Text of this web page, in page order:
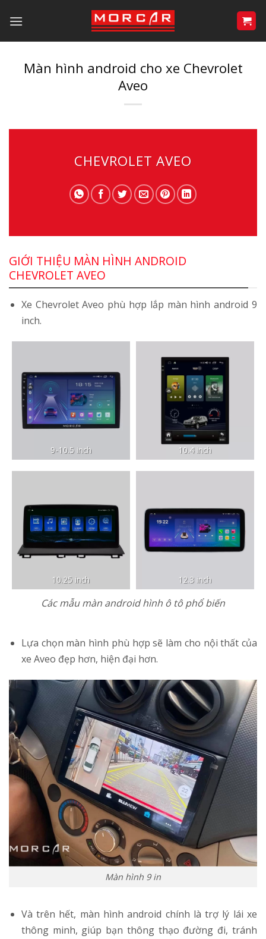
qua
nội
Màn hình android cho xe Chevrolet
Aveo
CHEVROLET AVEO
GIỚI THIỆU MÀN HÌNH ANDROID
CHEVROLET AVEO
Xe Chevrolet Aveo phù hợp lắp màn hình android 9
inch.
9-10.5 inch 10.4 inch
10.25 inch 12.3 inch
Các mẫu màn android hình ô tô phổ biến
Lựa chọn màn hình phù hợp sẽ làm cho nội thất của
xe Aveo đẹp hơn, hiện đại hơn.
Màn hình 9 in
Và trên hết, màn hình android chính là trợ lý lái xe
thông minh, giúp bạn thông thạo đường đi, tránh